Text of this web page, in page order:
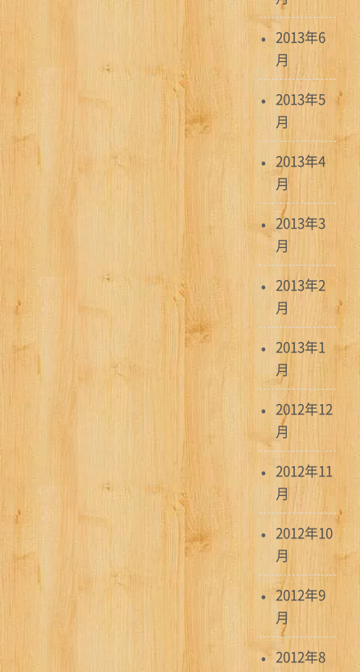
2013年6
月
2013年5
月
2013年4
月
2013年3
月
2013年2
月
2013年1
月
2012年12
月
2012年11
月
2012年10
月
2012年9
月
2012年8